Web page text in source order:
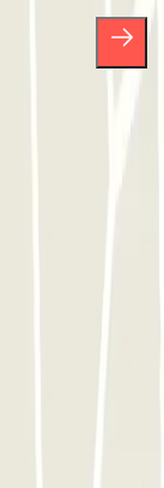
per a rebre
compromís,
newsletter.